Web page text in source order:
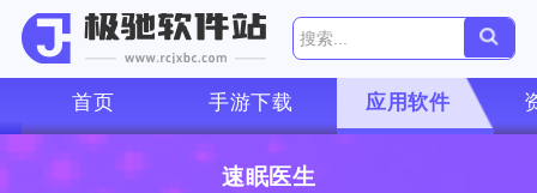
首页 手游下载 应用软件
速眠医生